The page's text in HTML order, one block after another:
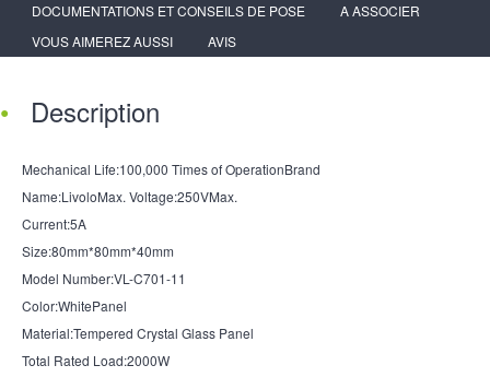
DOCUMENTATIONS ET CONSEILS DE POSE
A ASSOCIER
VOUS AIMEREZ AUSSI
AVIS
Description
Mechanical Life:100,000 Times of OperationBrand
Name:LivoloMax. Voltage:250VMax.
Current:5A
Size:80mm*80mm*40mm
Model Number:VL-C701-11
Color:WhitePanel
Material:Tempered Crystal Glass Panel
Total Rated Load:2000W